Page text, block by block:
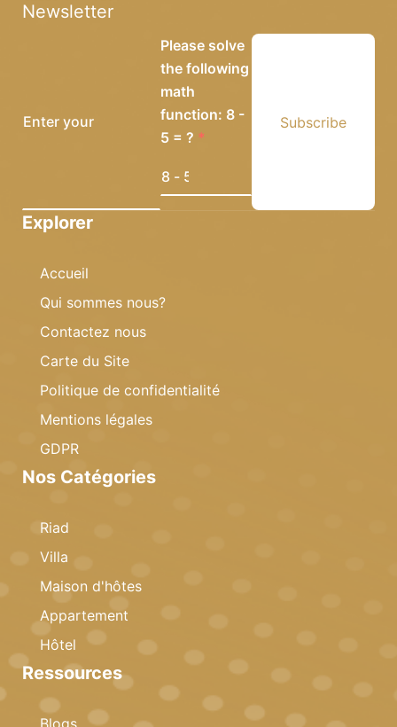
Newsletter
Please solve
the following
math
function: 8 -
5 = ?
Subscribe
Explorer
Accueil
Qui sommes nous?
Contactez nous
Carte du Site
Politique de confidentialité
Mentions légales
GDPR
Nos Catégories
Riad
Villa
Maison d'hôtes
Appartement
Hôtel
Ressources